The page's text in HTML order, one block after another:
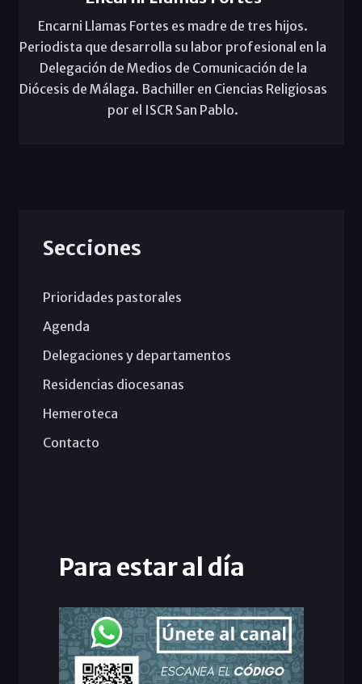
Encarni Llamas Fortes es madre de tres hijos.
Periodista que desarrolla su labor profesional en la
Delegación de Medios de Comunicación de la
Diócesis de Málaga. Bachiller en Ciencias Religiosas
por el ISCR San Pablo.
Secciones
Prioridades pastorales
Agenda
Delegaciones y departamentos
Residencias diocesanas
Hemeroteca
Contacto
Para estar al día